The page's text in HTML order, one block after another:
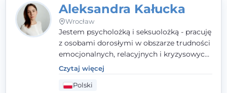
Aleksandra Kałucka
Wrocław
Jestem psycholożką i seksuolożką - pracuję
z osobami dorosłymi w obszarze trudności
emocjonalnych, relacyjnych i kryzysowych,
w tym z osobami po doświadczeniach
przemocy. Ukończyłam psychologię
kliniczną oraz studia podyplomowe z
Czytaj więcej
Polski